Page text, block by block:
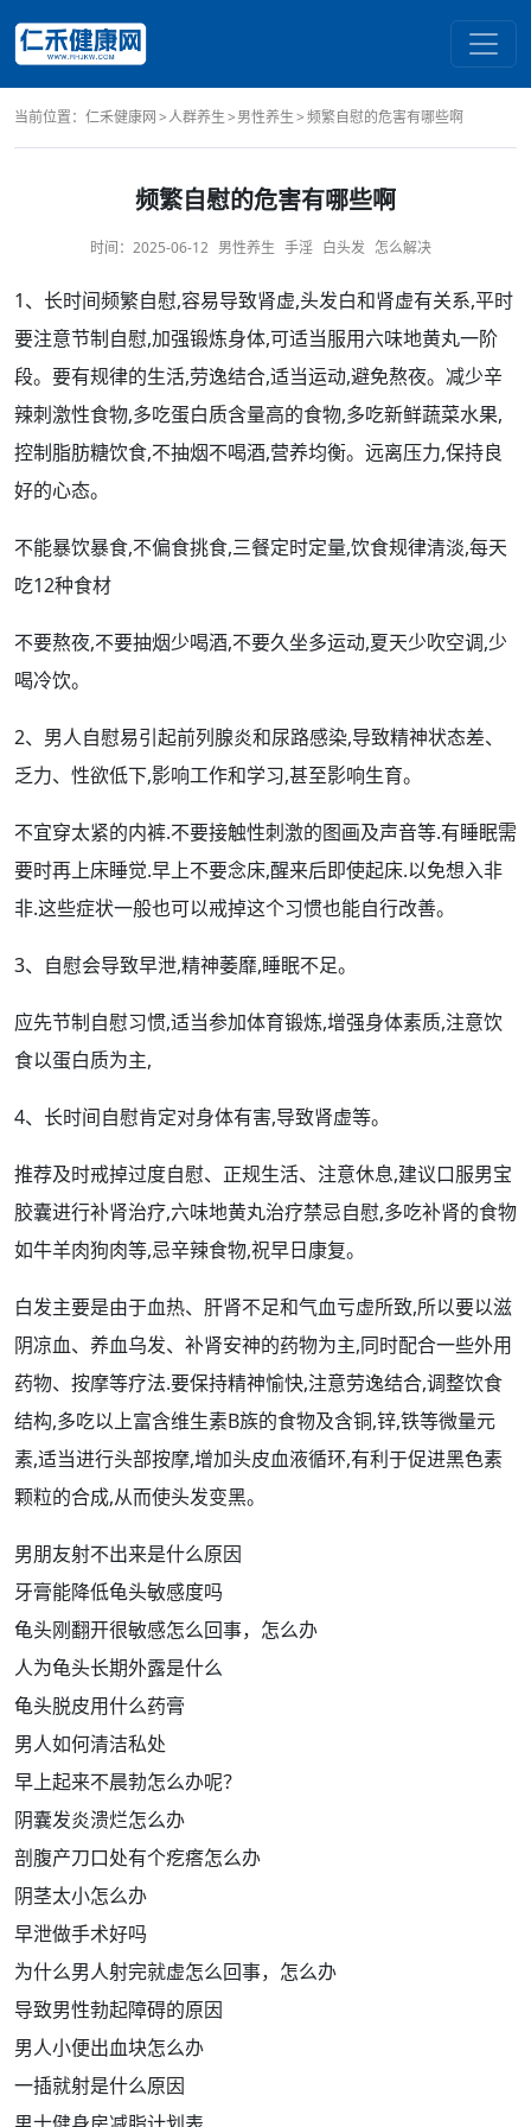
当前位置： 仁禾健康网 人群养生 男性养生 频繁自慰的危害有哪些啊
频繁自慰的危害有哪些啊
时间： 2025-06-12 男性养生 手淫 白头发 怎么解决
1、 长时间频繁自慰,容易导致肾虚,头发白和肾虚有关系,平时
要注意节制自慰,加强锻炼身体,可适当服用六味地黄丸一阶
段。要有规律的生活,劳逸结合,适当运动,避免熬夜。减少辛
辣刺激性食物,多吃蛋白质含量高的食物,多吃新鲜蔬菜水果,
控制脂肪糖饮食,不抽烟不喝酒,营养均衡。远离压力,保持良
好的心态。
不能暴饮暴食,不偏食挑食,三餐定时定量,饮食规律清淡,每天
吃12种食材
不要熬夜,不要抽烟少喝酒,不要久坐多运动,夏天少吹空调,少
喝冷饮。
2、 男人自慰易引起前列腺炎和尿路感染,导致精神状态差、
乏力、 性欲低下,影响工作和学习,甚至影响生育。
不宜穿太紧的内裤.不要接触性刺激的图画及声音等.有睡眠需
要时再上床睡觉.早上不要念床,醒来后即使起床.以免想入非
非.这些症状一般也可以戒掉这个习惯也能自行改善。
3、自慰会导致早泄,精神萎靡,睡眠不足。
应先节制自慰习惯,适当参加体育锻炼,增强身体素质,注意饮
食以蛋白质为主,
4、长时间自慰肯定对身体有害,导致肾虚等。
推荐及时戒掉过度自慰、正规生活、注意休息,建议口服男宝
胶囊进行补肾治疗,六味地黄丸治疗禁忌自慰,多吃补肾的食物
如牛羊肉狗肉等,忌辛辣食物,祝早日康复。
白发主要是由于血热、肝肾不足和气血亏虚所致,所以要以滋
阴凉血、养血乌发、补肾安神的药物为主,同时配合一些外用
药物、 按摩等疗法.要保持精神愉快,注意劳逸结合,调整饮食
结构,多吃以上富含维生素B族的食物及含铜,锌,铁等微量元
素,适当进行头部按摩,增加头皮血液循环,有利于促进黑色素
颗粒的合成,从而使头发变黑。
男朋友射不出来是什么原因
牙膏能降低龟头敏感度吗
龟头刚翻开很敏感怎么回事，怎么办
人为龟头长期外露是什么
龟头脱皮用什么药膏
男人如何清洁私处
早上起来不晨勃怎么办呢？
阴囊发炎溃烂怎么办
剖腹产刀口处有个疙瘩怎么办
阴茎太小怎么办
早泄做手术好吗
为什么男人射完就虚怎么回事，怎么办
导致男性勃起障碍的原因
男人小便出血块怎么办
一插就射是什么原因